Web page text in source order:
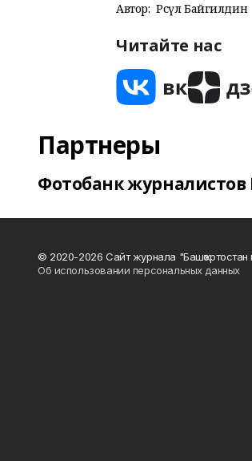
Автор: Рәсүл Байгилдин
Читайте нас
Партнеры
Фотобанк журналистов
© 2020-2026 Сайт журнала "Башҡортостан
Об использовании персональных данных